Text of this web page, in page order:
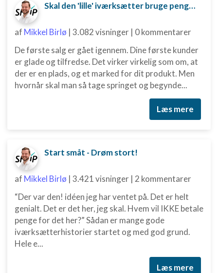
Skal den 'lille' iværksætter bruge penge på digital marketing?
af Mikkel Birlø | 3.082 visninger | 0 kommentarer
De første salg er gået igennem. Dine første kunder
er glade og tilfredse. Det virker virkelig som om, at
der er en plads, og et marked for dit produkt. Men
hvornår skal man så tage springet og begynde...
Læs mere
Start småt - Drøm stort!
af Mikkel Birlø | 3.421 visninger | 2 kommentarer
“Der var den! idéen jeg har ventet på. Det er helt
genialt. Det er det her, jeg skal. Hvem vil IKKE betale
penge for det her?” Sådan er mange gode
iværksætterhistorier startet og med god grund.
Hele e...
Læs mere